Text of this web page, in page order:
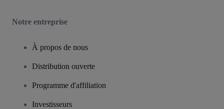
Notre entreprise
À propos de nous
Distribution ouverte
Programme d'affiliation
Investisseurs